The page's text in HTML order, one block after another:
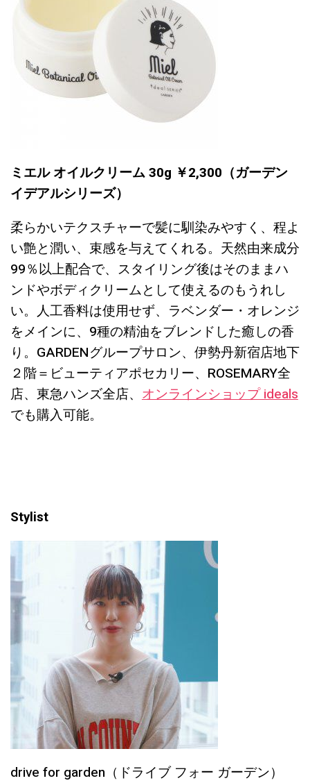
ミエル オイルクリーム 30g ￥2,300（ガーデン
イデアルシリーズ）
柔らかいテクスチャーで髪に馴染みやすく、程よ
い艶と潤い、束感を与えてくれる。天然由来成分
99％以上配合で、スタイリング後はそのままハ
ンドやボディクリームとして使えるのもうれし
い。人工香料は使用せず、ラベンダー・オレンジ
をメインに、9種の精油をブレンドした癒しの香
り。GARDENグループサロン、伊勢丹新宿店地下
２階＝ビューティアポセカリー、ROSEMARY全
店、東急ハンズ全店、 オンラインショップ ideals
でも購入可能。
Stylist
drive for garden（ドライブ フォー ガーデン）